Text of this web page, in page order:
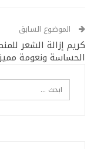
الموضوع السابق
كريم إزالة الشعر
الحساسة ونعومة